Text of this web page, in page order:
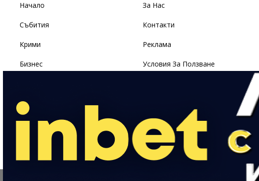
Начало
Събития
Крими
Бизнес
Спорт
Светът
Лайфстайл
За Нас
Контакти
Реклама
Условия За Ползване